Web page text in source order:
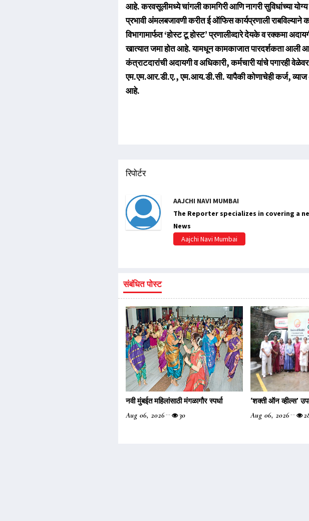
आहे. करवसूलीमध्ये चांगली कामगिरी आणि नागरी सुविधांच्या
प्रभावी अंमलबजावणी करीत ई ऑफिस कार्यप्रणाली
विभागामार्फत ‌‘होस्ट टू होस्ट‌’ प्रणालीव्दारे देयके व रक्कमा
खात्यात जमा होत आहे. यामधून कामकाजात पारदर्शकता आली
कंत्राटदारांची अदायगी व अधिकारी, कर्मचारी यांचे पगारही
एम.एम.आर.डी.ए., एम.आय.डी.सी. यापैकी कोणाचेही कर्ज,
आहे.
रिपोर्टर
AAJCHI NAVI MUMBAI
The Reporter specializes in covering a
News
Aajchi Navi Mumbai
संबंधित पोस्ट
नवी मुंबईत महिलांसाठी मंगळागौर स्पर्धा
Aug 06, 2026
30
‌‘शक्ती ऑन व्हील्स‌’
Aug 06, 2026